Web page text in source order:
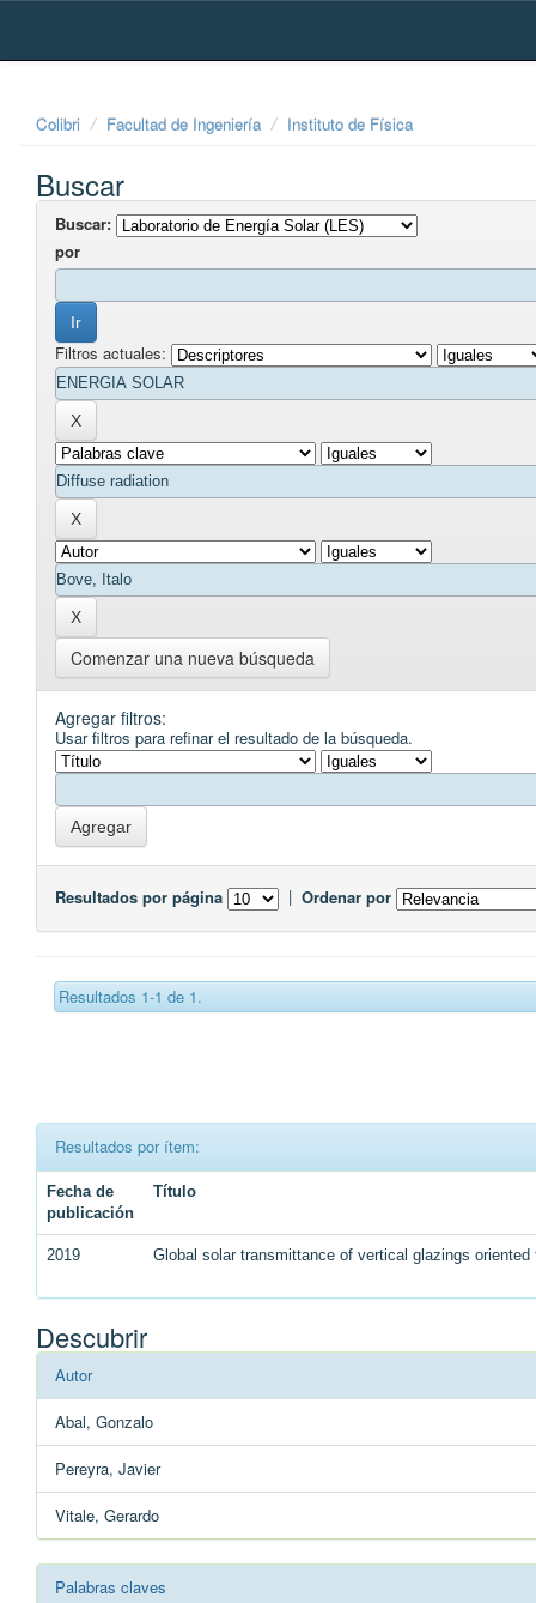
Skip
Colibri Facultad de Ingeniería Instituto de Física
Buscar
Buscar:
por
Filtros actuales:
Comenzar una nueva búsqueda
Agregar filtros:
Usar filtros para refinar el resultado de la búsqueda.
Resultados por página | Ordenar por
Resultados 1-1 de 1.
Resultados por ítem:
Fecha de
publicación
Título
2019 Global solar transmittance of vertical glazings oriented
Descubrir
Autor
Abal, Gonzalo
Pereyra, Javier
Vitale, Gerardo
Palabras claves